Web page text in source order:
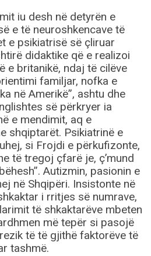
iu desh në detyrën e
e të neuroshkencave të
e psikiatrisë së çliruar
didaktike që e realizoi
e britanikë, ndaj të cilëve
familjar, nofka e
në Amerikë”, ashtu dhe
së përkryer ia
e mendimit, aq e
shqiptarët. Psikiatrinë e
si Frojdi e përkufizonte,
të tregoj çfarë je, ç’mund
Autizmin, pasionin e
në Shqipëri. Insistonte në
i rritjes së numrave,
të shkaktarëve mbeten
më tepër si pasojë
të të gjithë faktorëve të
tashmë.